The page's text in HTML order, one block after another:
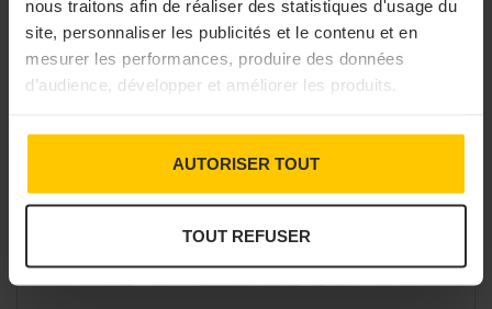
nous traitons afin de réaliser des statistiques d'usage du
site, personnaliser les publicités et le contenu et en
mesurer les performances, produire des données
d’audience, développer et améliorer les produits.
AUTORISER TOUT
TOUT REFUSER